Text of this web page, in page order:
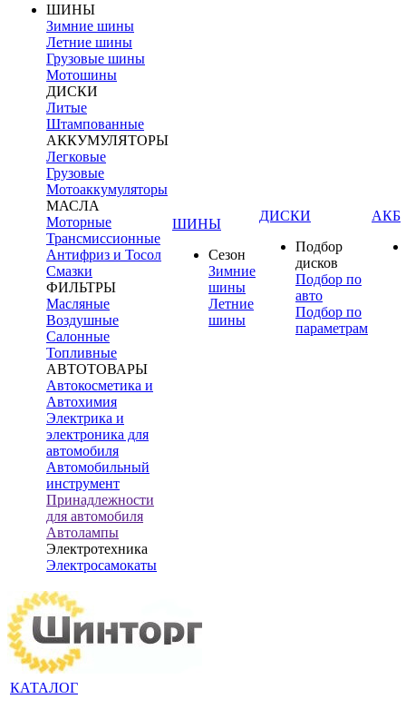
ШИНЫ
Зимние шины
Летние шины
Грузовые шины
Мотошины
ДИСКИ
Литые
Штампованные
АККУМУЛЯТОРЫ
Легковые
Грузовые
Мотоаккумуляторы
МАСЛА
Моторные
Трансмиссионные
Антифриз и Тосол
Смазки
ФИЛЬТРЫ
Масляные
Воздушные
Салонные
Топливные
АВТОТОВАРЫ
Автокосметика и
Автохимия
Электрика и
электроника для
автомобиля
Автомобильный
инструмент
Принадлежности
для автомобиля
Автолампы
Электротехника
Электросамокаты
ШИНЫ
Сезон
Зимние
шины
Летние
шины
ДИСКИ
Подбор
дисков
Подбор по
авто
Подбор по
параметрам
АКБ
КАТАЛОГ